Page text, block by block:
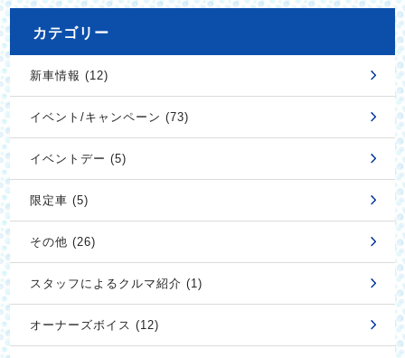
カテゴリー
新車情報 (12)
イベント/キャンペーン (73)
イベントデー (5)
限定車 (5)
その他 (26)
スタッフによるクルマ紹介 (1)
オーナーズボイス (12)